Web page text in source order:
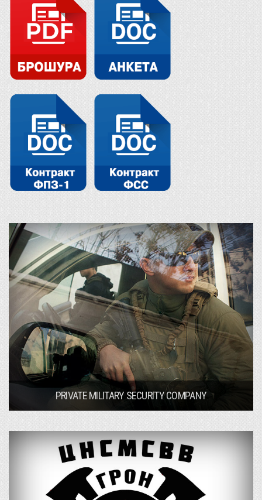
PRIVATE MILITARY SECURITY COMPANY